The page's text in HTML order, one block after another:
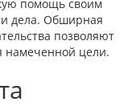
помощь своим
дела. Обширная
позволяют
намеченной цели.